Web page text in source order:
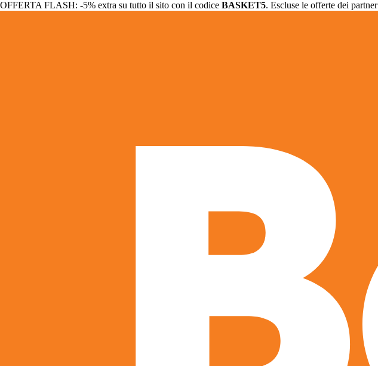
OFFERTA FLASH: -5% extra su tutto il sito con il codice BASKET5. Escluse le offerte dei partner